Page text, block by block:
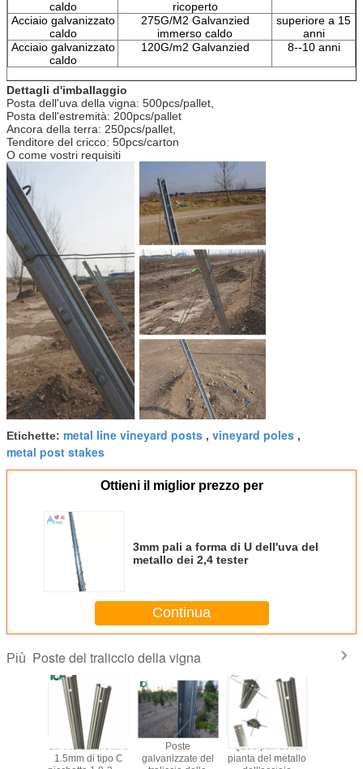
caldo
ricoperto
Acciaio galvanizzato
caldo
275G/M2 Galvanzied
immerso caldo
superiore a 15
anni
Acciaio galvanizzato
caldo
120G/m2 Galvanzied 8--10 anni
Dettagli d'imballaggio
Posta dell'uva della vigna: 500pcs/pallet,
Posta dell'estremità: 200pcs/pallet
Ancora della terra: 250pcs/pallet,
Tenditore del cricco: 50pcs/carton
O come vostri requisiti
Etichette: metal line vineyard posts , vineyard poles ,
metal post stakes
Ottieni il miglior prezzo per
3mm pali a forma di U dell'uva del
metallo dei 2,4 tester
Continua
Più Poste del traliccio della vigna
La vite del metallo
1.5mm di tipo C
Poste
galvanizzate del
Q235 pali della
pianta del metallo